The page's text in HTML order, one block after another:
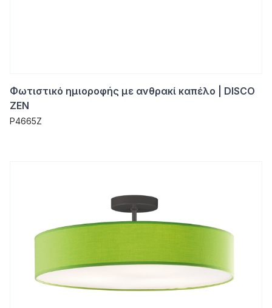
Φωτιστικό ημιοροφής με ανθρακί καπέλο | DISCO
ZEN
P4665Z